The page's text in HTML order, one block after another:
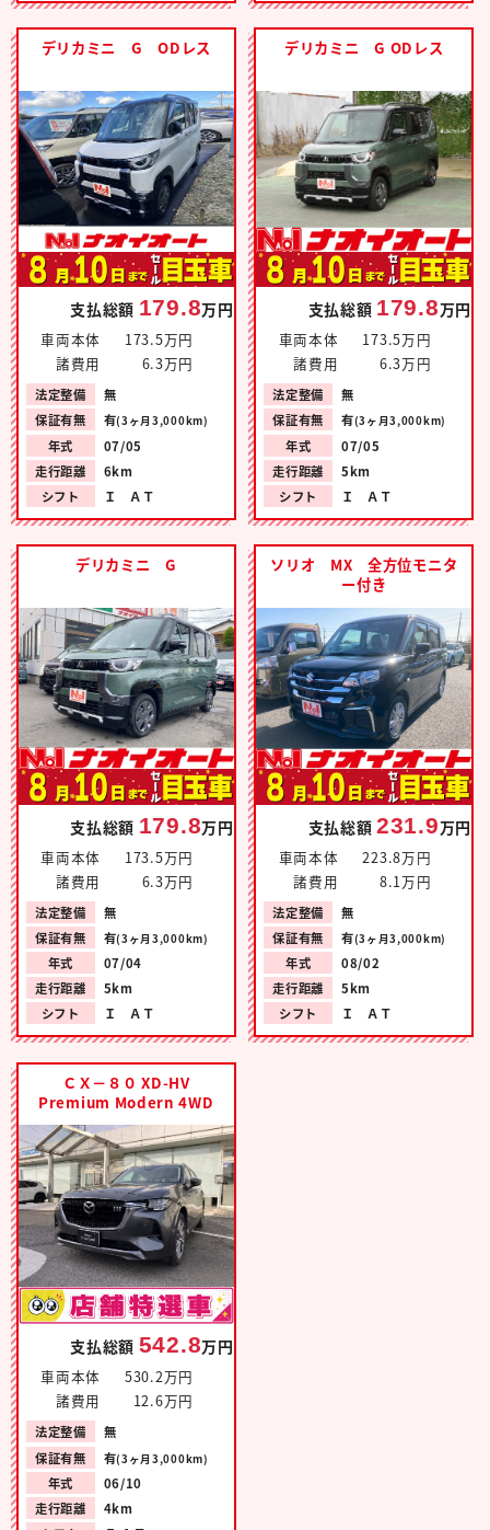
デリカミニ G ODレス
支払総額 179.8万円
車両本体
173.5万円
諸費用
6.3万円
法定整備
無
保証有無
有(3ヶ月3,000km)
年式
07/05
走行距離
6km
シフト
Ｉ ＡＴ
デリカミニ G ODレス
支払総額 179.8万円
車両本体
173.5万円
諸費用
6.3万円
法定整備
無
保証有無
有(3ヶ月3,000km)
年式
07/05
走行距離
5km
シフト
Ｉ ＡＴ
デリカミニ G
支払総額 179.8万円
車両本体
173.5万円
諸費用
6.3万円
法定整備
無
保証有無
有(3ヶ月3,000km)
年式
07/04
走行距離
5km
シフト
Ｉ ＡＴ
ソリオ MX 全方位モニタ
ー付き
支払総額231.9万円
車両本体
223.8万円
諸費用
8.1万円
法定整備
無
保証有無
有(3ヶ月3,000km)
年式
08/02
走行距離
5km
シフト
Ｉ ＡＴ
ＣＸ－８０ XD-HV
Premium Modern 4WD
支払総額 542.8万円
車両本体
530.2万円
諸費用
12.6万円
法定整備
無
保証有無
有(3ヶ月3,000km)
年式
06/10
走行距離
4km